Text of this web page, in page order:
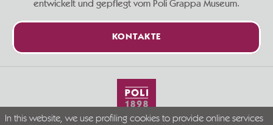
entwickelt und gepflegt vom Poli Grappa Museum.
KONTAKTE
In this website, we use profiling cookies to provide online services